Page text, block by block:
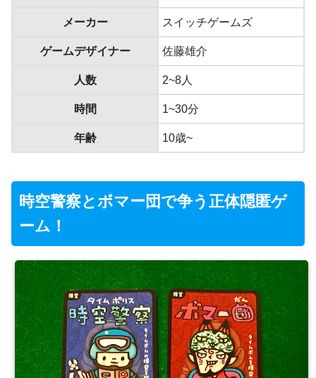
メーカー スイッチゲームズ
ゲームデザイナー 佐藤雄介
人数 2~8人
時間 1~30分
年齢 10歳~
時空警察とボマー団で争う正体隠匿ゲ
ーム！